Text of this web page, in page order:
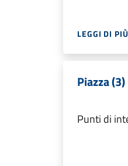
LEGGI DI PIÙ
Piazza (3)
Punti di